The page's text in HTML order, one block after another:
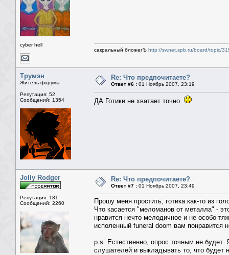
cyber hell
сакральный бложегЪ http://swnet.spb.ru/board/topic/
Трумэн
Житель форума
Репутация: 52
Сообщений: 1354
Re: Что предпочитаете?
Ответ #6 : 01 Ноябрь 2007, 23:19
ДА Готики не хватает точно
Jolly Rodger
Репутация: 181
Сообщений: 2260
Re: Что предпочитаете?
Ответ #7 : 01 Ноябрь 2007, 23:49
Прошу меня простить, готика как-то из
Что касается "меломанов от металла" -
нравится нечто мелодичное и не особо
исполенный funeral doom вам
p.s. Естественно, опрос точным не будет.
слушателей и выкладывать то, что будет